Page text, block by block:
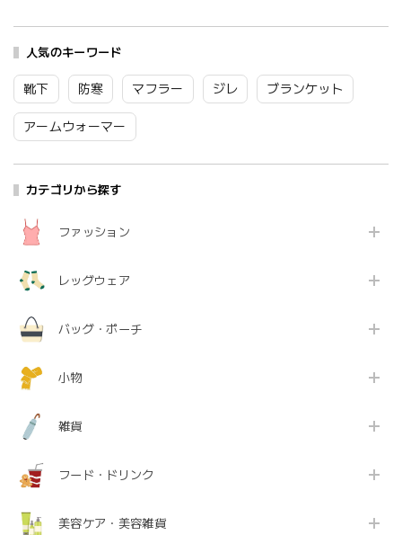
人気のキーワード
靴下 防寒 マフラー ジレ ブランケット
アームウォーマー
カテゴリから探す
ファッション
レッグウェア
バッグ・ポーチ
小物
雑貨
フード・ドリンク
美容ケア・美容雑貨
ープル グリーン ブラ
ベージュ Ot001
NTN2020-03 Sw001
リーン 6S-B35 Kl040